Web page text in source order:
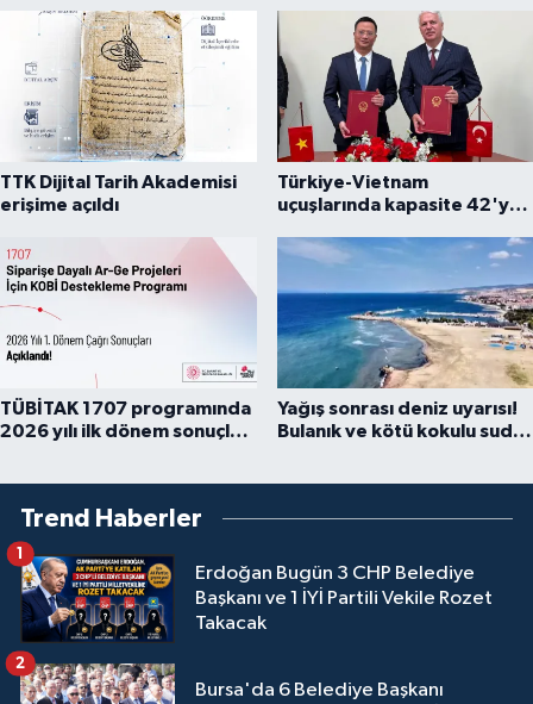
TTK Dijital Tarih Akademisi
erişime açıldı
Türkiye-Vietnam
uçuşlarında kapasite 42'ye
TÜBİTAK 1707 programında
2026 yılı ilk dönem sonuçları
Yağış sonrası deniz uyarısı!
Bulanık ve kötü kokulu suda
Trend Haberler
Erdoğan Bugün 3 CHP Belediye
Başkanı ve 1 İYİ Partili Vekile Rozet
Takacak
1
Bursa'da 6 Belediye Başkanı
2